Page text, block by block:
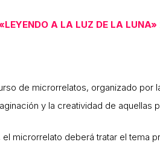
A LA LUZ DE LA
de microrrelatos, organizado
y la creatividad de aquellas
microrrelato deberá tratar el tema